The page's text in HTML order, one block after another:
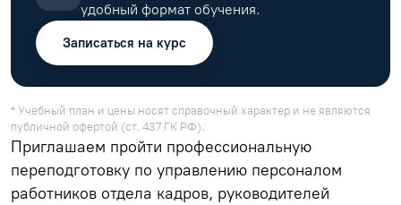
удобный формат обучения.
Записаться на курс
* Учебный план и цены носят справочный характер и не являются
публичной офертой (ст. 437 ГК РФ).
Приглашаем пройти профессиональную
переподготовку по управлению персоналом
работников отдела кадров, руководителей